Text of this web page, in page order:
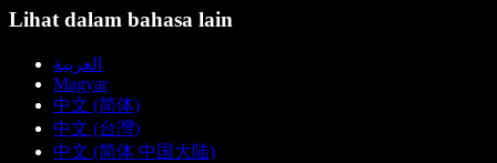
Lihat dalam bahasa lain
العربية
Magyar
中文 (简体)
中文 (台灣)
中文 (简体 中国大陆)